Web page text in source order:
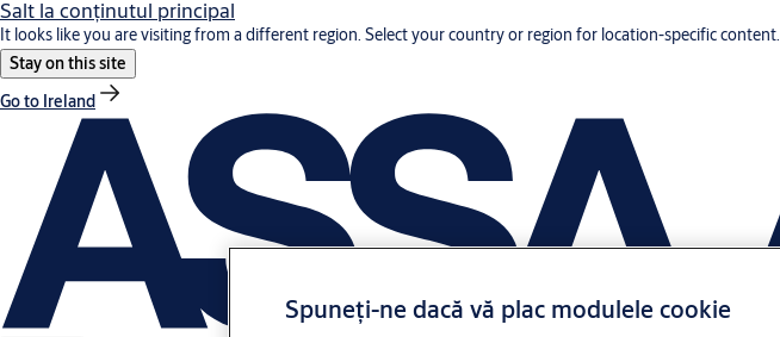
Salt la conţinutul principal
It looks like you are visiting from a different region. Select your country or region for location-specific content.
Stay on this site
Go to Ireland
Spuneți-ne dacă vă plac modulele cookie